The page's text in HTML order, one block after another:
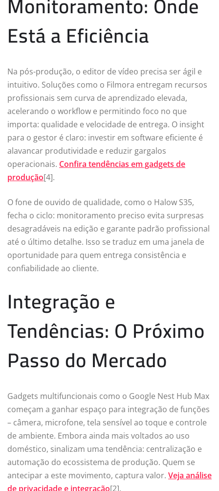
Está a Eficiência
Na pós-produção, o editor de vídeo precisa ser ágil e
intuitivo. Soluções como o Filmora entregam recursos
profissionais sem curva de aprendizado elevada,
acelerando o workflow e permitindo foco no que
importa: qualidade e velocidade de entrega. O insight
para o gestor é claro: investir em software eficiente é
alavancar produtividade e reduzir gargalos
operacionais. Confira tendências em gadgets de
produção[4].
O fone de ouvido de qualidade, como o Halow S35,
fecha o ciclo: monitoramento preciso evita surpresas
desagradáveis na edição e garante padrão profissional
até o último detalhe. Isso se traduz em uma janela de
oportunidade para quem entrega consistência e
confiabilidade ao cliente.
Integração e
Tendências: O Próximo
Passo do Mercado
Gadgets multifuncionais como o Google Nest Hub Max
começam a ganhar espaço para integração de funções
– câmera, microfone, tela sensível ao toque e controle
de ambiente. Embora ainda mais voltados ao uso
doméstico, sinalizam uma tendência: centralização e
automação do ecossistema de produção. Quem se
antecipar a este movimento, captura valor. Veja análise
de privacidade e integração[2].